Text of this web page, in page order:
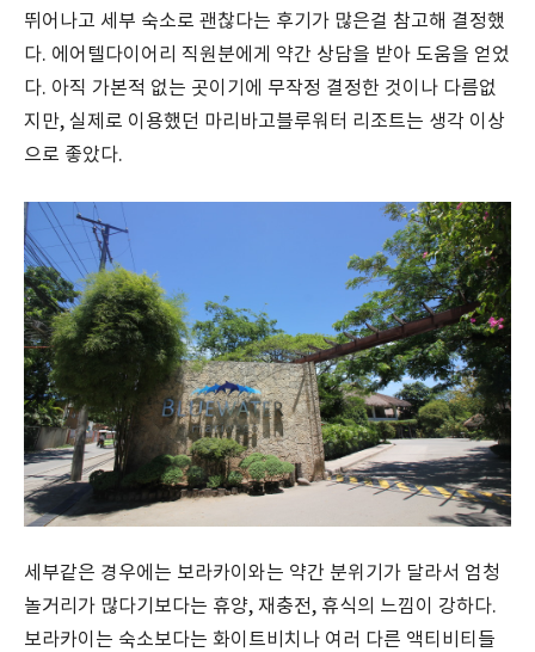
뛰어나고 세부 숙소로 괜찮다는 후기가 많은걸 참고해 결정했
다. 에어텔다이어리 직원분에게 약간 상담을 받아 도움을 얻었
다. 아직 가본적 없는 곳이기에 무작정 결정한 것이나 다름없
지만, 실제로 이용했던 마리바고블루워터 리조트는 생각 이상
으로 좋았다.
세부같은 경우에는 보라카이와는 약간 분위기가 달라서 엄청
놀거리가 많다기보다는 휴양, 재충전, 휴식의 느낌이 강하다.
보라카이는 숙소보다는 화이트비치나 여러 다른 액티비티들